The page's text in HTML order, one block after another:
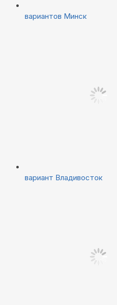
вариантов Минск
вариант Владивосток